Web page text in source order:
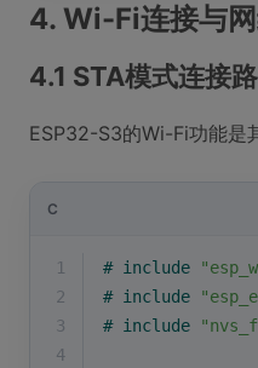
4. Wi-Fi连接与
4.1 STA模式连接
ESP32-S3的Wi-Fi功能是
C
1 # include
2
# include
3
# include
4